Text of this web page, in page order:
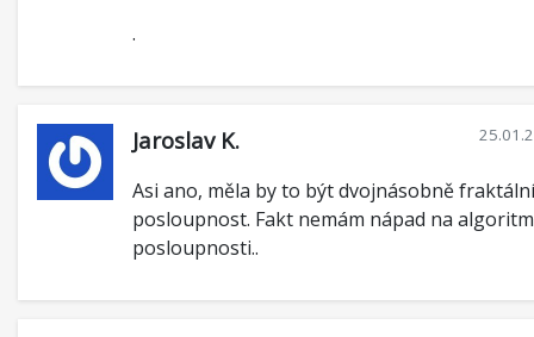
.
Jaroslav K.
Asi ano, měla by to být dvojnásobně fraktální
posloupnost. Fakt nemám nápad na
posloupnosti..